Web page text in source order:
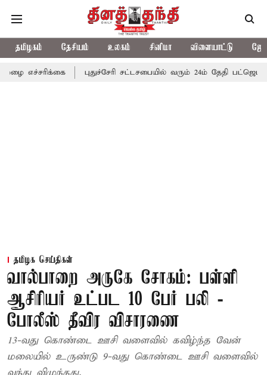
தமிழகம் தேசியம் உலகம் சினிமா விளையாட்டு
புதுச்சேரி சட்டசபையில் வரும் 24ம் தேதி பட்ஜெட் தாக்கல்
தமிழக செய்திகள்
வால்பாறை அருகே சோகம்: பள்ளி
ஆசிரியர் உட்பட 10 பேர் பலி -
போலீஸ் தீவிர விசாரணை
13-வது கொண்டை ஊசி வளைவில் கவிழ்ந்த வேன்
மலையில் உருண்டு 9-வது கொண்டை ஊசி வளைவில்